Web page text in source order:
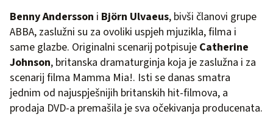
Benny Andersson i Björn Ulvaeus, bivši članovi grupe
ABBA, zaslužni su za ovoliki uspjeh mjuzikla, filma i
same glazbe. Originalni scenarij potpisuje Catherine
Johnson, britanska dramaturginja koja je zaslužna i za
scenarij filma Mamma Mia!. Isti se danas smatra
jednim od najuspješnijih britanskih hit-filmova, a
prodaja DVD-a premašila je sva očekivanja producenata.